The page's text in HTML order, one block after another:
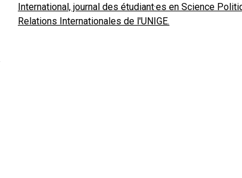
International, journal des étudiant·es en Science
Relations Internationales de l'UNIGE.